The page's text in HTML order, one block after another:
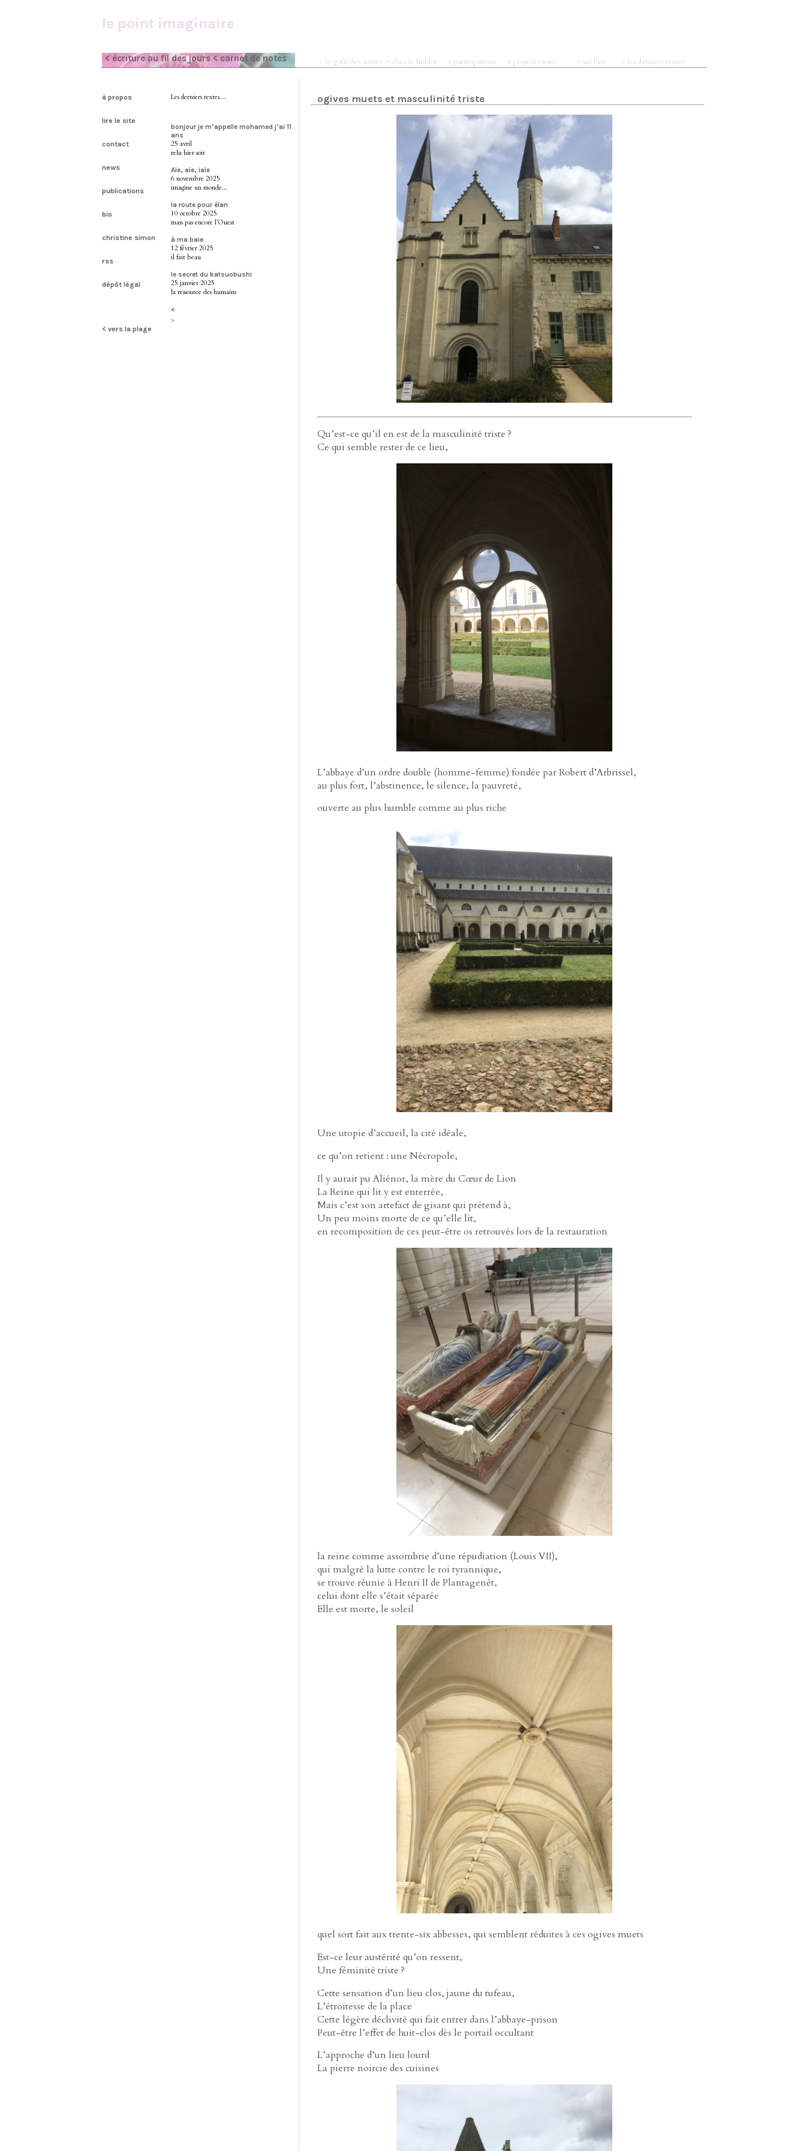
le point imaginaire
< écriture au fil des jours < carnet de notes < le goût des autres < dans le hublot < participations < project room < sur l’art < les derniers textes
à propos
lire le site
contact
news
publications
bio
christine simon
rss
dépôt légal
< vers la plage
Les derniers textes…
bonjour je m’appelle mohamed j’ai 11
ans
25 avril
relu hier soir
Aïe, aïe, iaïe
6 novembre 2025
imagine un monde...
la route pour élan
10 octobre 2025
mais pas encore l’Ouest
à ma baie
12 février 2025
il fait beau
le secret du katsuobushi
25 janvier 2025
la ressource des humains
<
>
ogives muets et masculinité triste
Qu’est-ce qu’il en est de la masculinité triste ?
Ce qui semble rester de ce lieu,
L’abbaye d’un ordre double (homme-femme) fondée par Robert d’Arbrissel,
au plus fort, l’abstinence, le silence, la pauvreté,
ouverte au plus humble comme au plus riche
Une utopie d’accueil, la cité idéale,
ce qu’on retient : une Nécropole,
Il y aurait pu Aliénor, la mère du Cœur de Lion
La Reine qui lit y est enterrée,
Mais c’est son artefact de gisant qui prétend à,
Un peu moins morte de ce qu’elle lit,
en recomposition de ces peut-être os retrouvés lors de la restauration
la reine comme assombrie d’une répudiation (Louis VII),
qui malgré la lutte contre le roi tyrannique,
se trouve réunie à Henri II de Plantagenêt,
celui dont elle s’était séparée
Elle est morte, le soleil
quel sort fait aux trente-six abbesses, qui semblent réduites à ces ogives muets
Est-ce leur austérité qu’on ressent,
Une féminité triste ?
Cette sensation d’un lieu clos, jaune du tufeau,
L’étroitesse de la place
Cette légère déclivité qui fait entrer dans l’abbaye-prison
Peut-être l’effet de huit-clos dès le portail occultant
L’approche d’un lieu lourd
La pierre noircie des cuisines